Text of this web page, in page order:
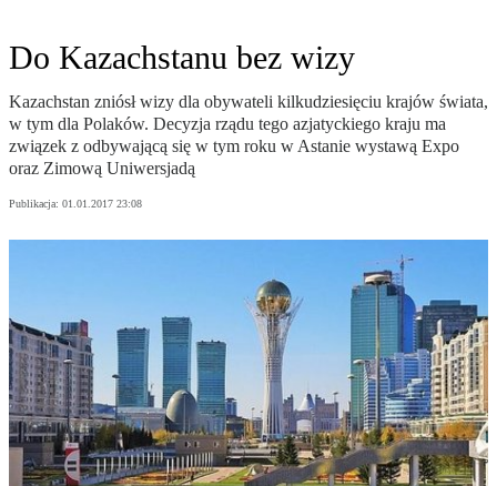
Do Kazachstanu bez wizy
Kazachstan zniósł wizy dla obywateli kilkudziesięciu krajów świata,
w tym dla Polaków. Decyzja rządu tego azjatyckiego kraju ma
związek z odbywającą się w tym roku w Astanie wystawą Expo
oraz Zimową Uniwersjadą
Publikacja: 01.01.2017 23:08